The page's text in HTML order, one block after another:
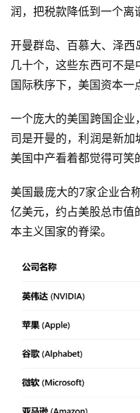
润，把税款降低到一个离
开曼群岛、百慕大、泽西
几十个，这些东西可不
国际秩序下，美国资本一
一个庞大的美国跨国企
司是开曼的，利润是新
美国中产看着都觉得可笑
美国最庞大的7家企业合
亿美元，约占美股总市值
本主义国家的脊梁。